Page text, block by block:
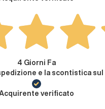
4 Giorni Fa
e la scontistica
Acquirente verificato